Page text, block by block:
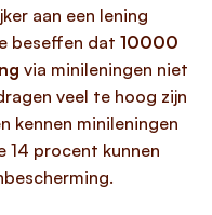
aan een lening
beseffen dat 10000
via minileningen niet
veel te hoog zijn
kennen minileningen
14 procent kunnen